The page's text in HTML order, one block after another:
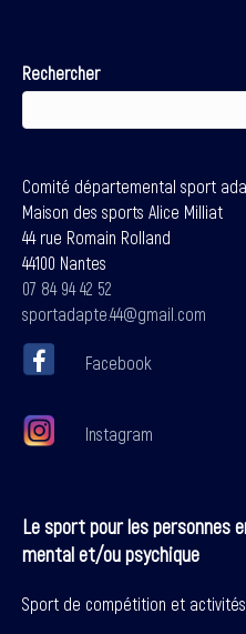
Rechercher
Comité départemental sport
Maison des sports Alice Milliat
44 rue Romain Rolland
44100 Nantes
07 84 94 42 52
sportadapte.44@gmail.com
Facebook
Instagram
Le sport pour les personnes
mental et/ou psychique
Sport de compétition et